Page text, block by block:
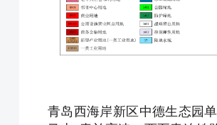
青岛西海岸新区中德生态园